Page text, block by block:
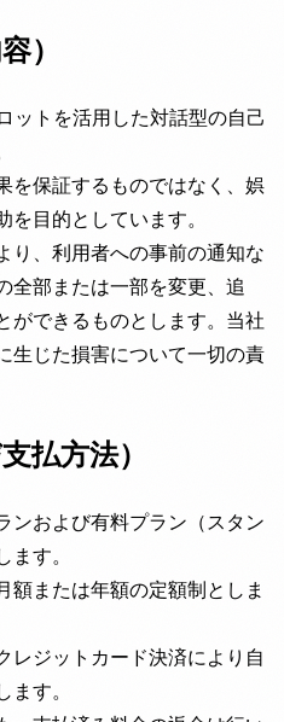
）
ットを活用した対話型の自己
を保証するものではなく、娯
を目的としています。
り、利用者への事前の通知な
全部または一部を変更、追
ができるものとします。当社
生じた損害について一切の責
払方法）
ンおよび有料プラン（スタン
ます。
額または年額の定額制としま
レジットカード決済により自
ます。